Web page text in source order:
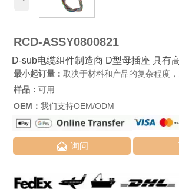
RCD-ASSY0800821
D-sub电缆组件制造商 D型母插座 具有
最小起订量： 取决于材料和产品的复杂程度
样品： 可用
OEM： 我们支持OEM/ODM
 询问